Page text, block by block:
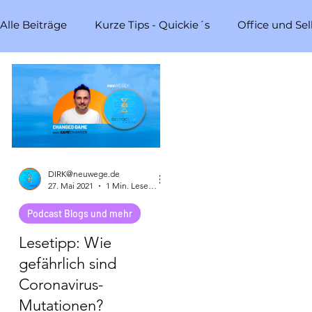
Alle Beiträge Kurze Tips - Quickie´s Office und
Nachdenklich Coaching Themen
krypto Lesetipp:
Lesetipp: Wie
gefährlich sind
Coronavirus-
Mutationen?
Podcast Blogs und mehr
DIRK@neuwege.de
27. Mai 2021
1 Min. Lesezeit